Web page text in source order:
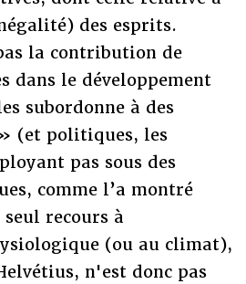
des esprits.
la contribution de
dans le développement
subordonne à des
(et politiques, les
pas sous des
comme l’a montré
recours à
(ou au climat),
n'est donc pas